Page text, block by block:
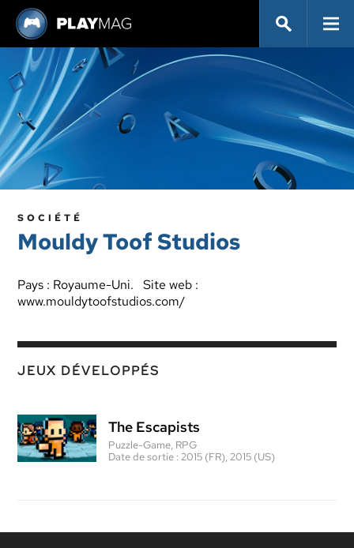
SOCIÉTÉ
Mouldy Toof Studios
Pays : Royaume-Uni. Site web :
www.mouldytoofstudios.com/
JEUX DÉVELOPPÉS
The Escapists
Puzzle-Game, RPG
Date de sortie :2015 (FR), 2015 (US)